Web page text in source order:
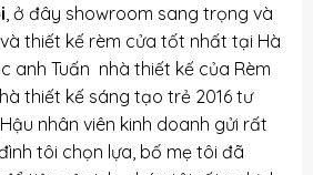
, ở đây showroom sang trọng và
thiết kế rèm cửa tốt nhất tại Hà
anh Tuấn nhà thiết kế của Rèm
thiết kế sáng tạo trẻ 2016 tư
nhân viên kinh doanh gửi rất
tôi chọn lựa, bố mẹ tôi đã